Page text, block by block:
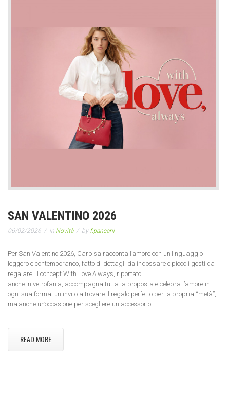
SAN VALENTINO 2026
06/02/2026 in Novità by f.pancani
Per San Valentino 2026, Carpisa racconta l’amore con un linguaggio
leggero e contemporaneo, fatto di dettagli da indossare e piccoli gesti da
regalare. Il concept With Love Always, riportato
anche in vetrofania, accompagna tutta la proposta e celebra l’amore in
ogni sua forma: un invito a trovare il regalo perfetto per la propria “metà”,
ma anche un’occasione per scegliere un accessorio
READ MORE